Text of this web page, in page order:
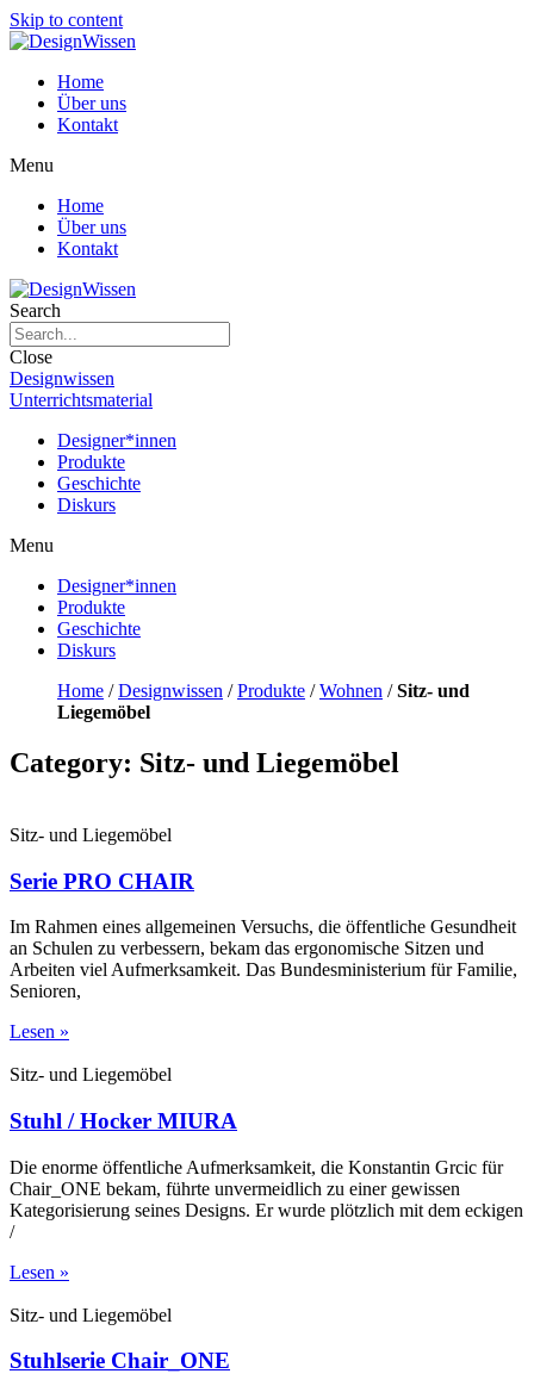
Skip to content
Home
Über uns
Kontakt
Menu
Home
Über uns
Kontakt
Search
Close
Designwissen
Unterrichtsmaterial
Designer*innen
Produkte
Geschichte
Diskurs
Menu
Designer*innen
Produkte
Geschichte
Diskurs
Home /Designwissen /Produkte /Wohnen /Sitz- und
Liegemöbel
Category: Sitz- und Liegemöbel
Sitz- und Liegemöbel
Serie PRO CHAIR
Im Rahmen eines allgemeinen Versuchs, die öffentliche Gesundheit
an Schulen zu verbessern, bekam das ergonomische Sitzen und
Arbeiten viel Aufmerksamkeit. Das Bundesministerium für Familie,
Senioren,
Lesen »
Sitz- und Liegemöbel
Stuhl / Hocker MIURA
Die enorme öffentliche Aufmerksamkeit, die Konstantin Grcic für
Chair_ONE bekam, führte unvermeidlich zu einer gewissen
Kategorisierung seines Designs. Er wurde plötzlich mit dem eckigen
/
Lesen »
Sitz- und Liegemöbel
Stuhlserie Chair_ONE